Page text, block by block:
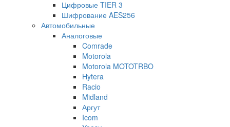
Цифровые TIER 3
Шифрование AES256
Автомобильные
Аналоговые
Comrade
Motorola
Motorola MOTOTRBO
Hytera
Racio
Midland
Аргут
Icom